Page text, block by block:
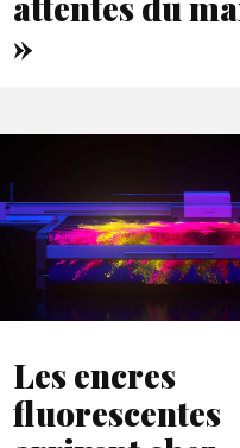
»
Les encres
fluorescentes